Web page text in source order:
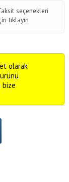
seçenekleri
tıklayın
olarak
bize